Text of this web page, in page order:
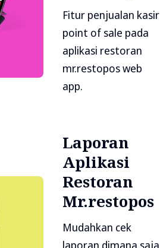
Fitur penjualan kasir
point of sale pada
aplikasi restoran
mr.restopos web
app.
Laporan
Aplikasi
Restoran
Mr.restopos
Mudahkan cek
laporan dimana saja